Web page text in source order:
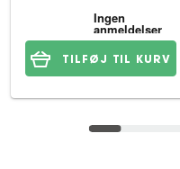
TILFØJ TIL KURV